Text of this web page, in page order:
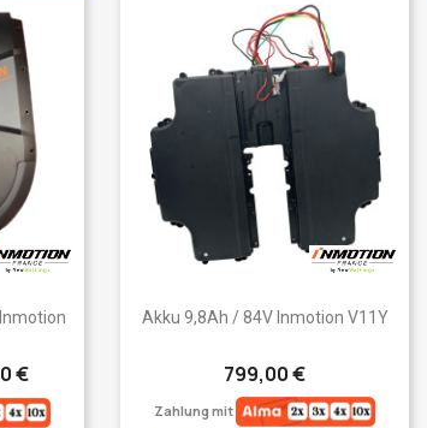
€
Vorschau
Akku 9,8Ah / 84V Inmotion V11Y
799,00 €
Zahlung mit